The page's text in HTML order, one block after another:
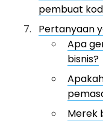
pembuat
Pertanyaan
Apa
bisnis?
Merek